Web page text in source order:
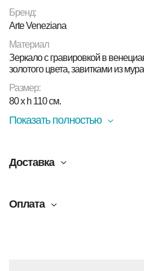
Бренд:
Arte Veneziana
Материал
Зеркало с гравировкой в
золотого цвета, завитками из
Размер:
80 x h 110 см.
Показать полностью
Доставка
Оплата